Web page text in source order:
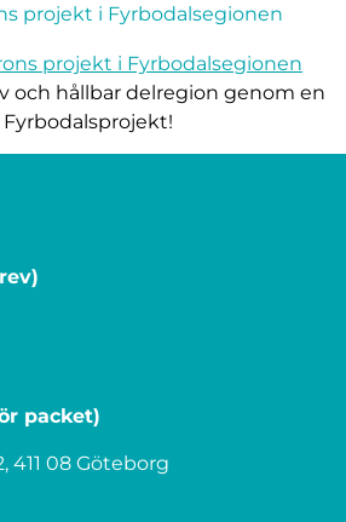
projekt i Fyrbodalsegionen
och hållbar delregion genom en
packet)
411 08 Göteborg